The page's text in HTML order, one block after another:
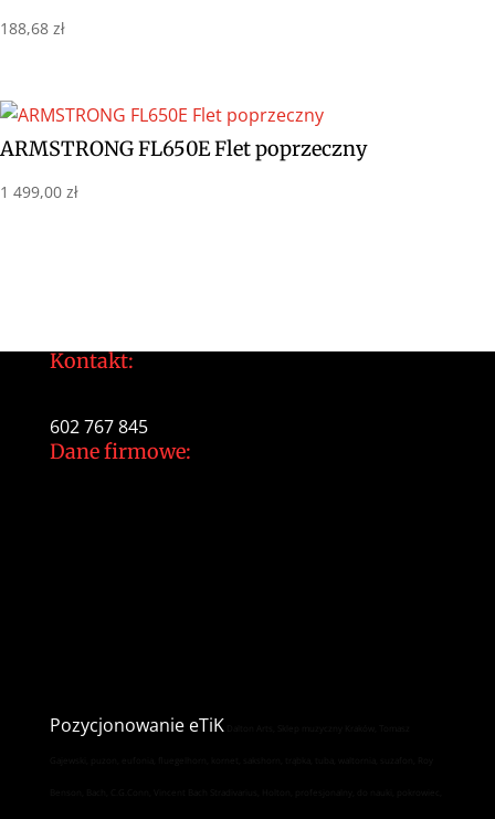
188,68 zł
ARMSTRONG FL650E Flet poprzeczny
1 499,00 zł
Kontakt:
602 767 845
Dane firmowe:
Pozycjonowanie eTiK